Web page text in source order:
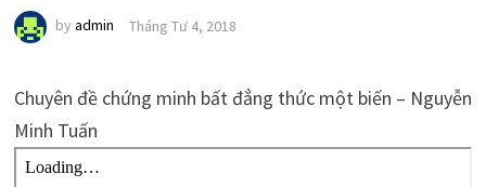
by admin Tháng Tư 4, 2018
Chuyên đề chứng minh bất đẳng thức một biến – Nguyễn
Minh Tuấn